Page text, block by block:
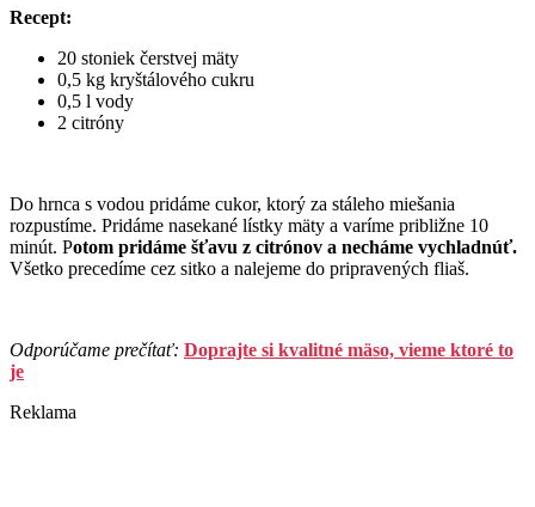
Recept:
20 stoniek čerstvej mäty
0,5 kg kryštálového cukru
0,5 l vody
2 citróny
Do hrnca s vodou pridáme cukor, ktorý za stáleho miešania
rozpustíme. Pridáme nasekané lístky mäty a varíme približne 10
minút. Potom pridáme šťavu z citrónov a necháme vychladnúť.
Všetko precedíme cez sitko a nalejeme do pripravených fliaš.
Odporúčame prečítať: Doprajte si kvalitné mäso, vieme ktoré to
je
Reklama